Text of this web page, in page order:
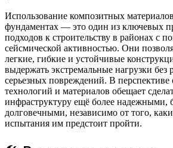
Использование композитных
фундаментах — это один из ключевых
подходов к строительству в районах с
сейсмической активностью. Они
легкие, гибкие и устойчивые
выдержать экстремальные нагрузки без
серьезных повреждений. В перспективе
технологий и материалов обещает
инфраструктуру ещё более надежными,
долговечными, независимо от того,
испытания им предстоит пройти.